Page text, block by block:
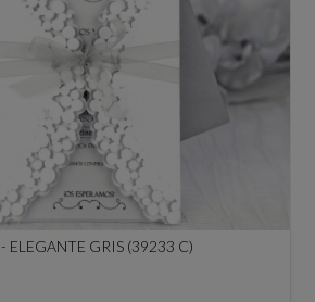
ELEGANTE GRIS (39233 C)